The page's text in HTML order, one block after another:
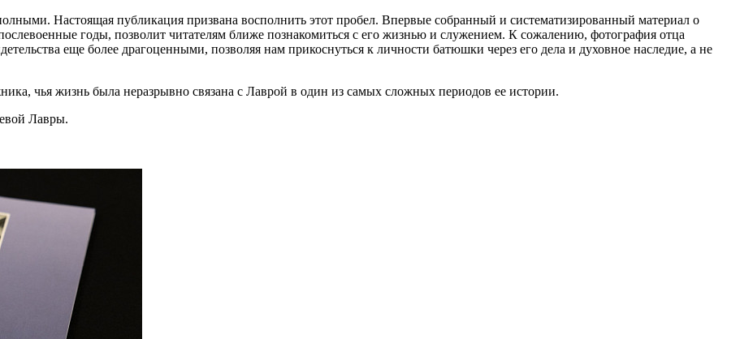
Настоящая публикация призвана восполнить этот пробел. Впервые собранный и систематизированный материал о
годы, позволит читателям ближе познакомиться с его жизнью и служением. К сожалению, фотография отца
еще более драгоценными, позволяя нам прикоснуться к личности батюшки через его дела и духовное наследие, а не
чья жизнь была неразрывно связана с Лаврой в один из самых сложных периодов ее истории.
Лавры.